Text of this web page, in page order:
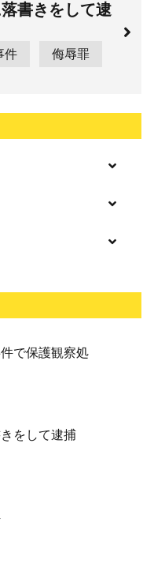
書きをして逮
件
侮辱罪
例、児童福祉法違反）
準強制性交等罪），
準強制わいせつ）
罪，淫行勧誘罪
で保護観察処
をして逮捕